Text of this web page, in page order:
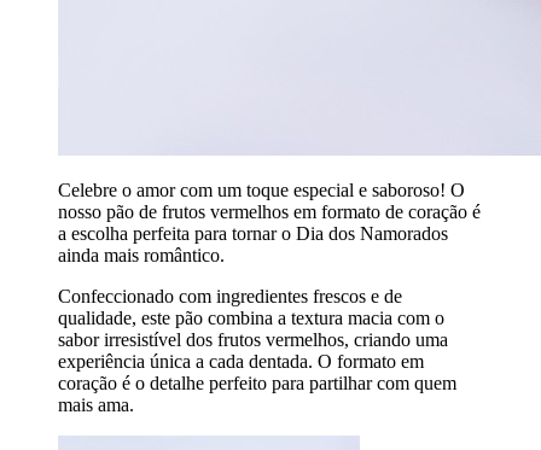
Celebre o amor com um toque especial e saboroso! O
nosso pão de frutos vermelhos em formato de coração é
a escolha perfeita para tornar o Dia dos Namorados
ainda mais romântico.
Confeccionado com ingredientes frescos e de
qualidade, este pão combina a textura macia com o
sabor irresistível dos frutos vermelhos, criando uma
experiência única a cada dentada. O formato em
coração é o detalhe perfeito para partilhar com quem
mais ama.